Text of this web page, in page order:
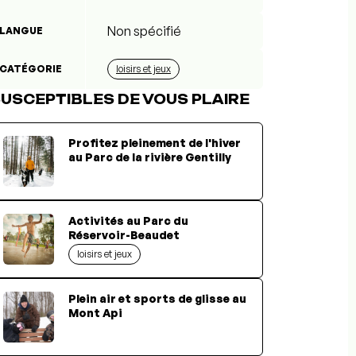
LANGUE Non spécifié
CATÉGORIE loisirs et jeux
DE VOUS PLAIRE
Profitez pleinement de l'hiver
au Parc de la rivière Gentilly
Activités au Parc du
Réservoir-Beaudet
loisirs et jeux
Plein air et sports de glisse au
Mont Api